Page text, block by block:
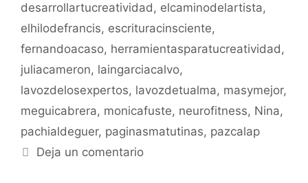
desarrollartucreatividad, elcaminodelartista,
elhilodefrancis, escrituracinsciente,
fernandoacaso, herramientasparatucreatividad,
juliacameron, laingarciacalvo,
lavozdelosexpertos, lavozdetualma, masymejor,
meguicabrera, monicafuste, neurofitness, Nina,
pachialdeguer, paginasmatutinas, pazcalap
Deja un comentario